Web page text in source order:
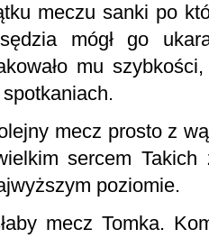
meczu sanki po
mógł go
mu
mecz prosto z
sercem Takich
poziomie.
mecz Tomka.